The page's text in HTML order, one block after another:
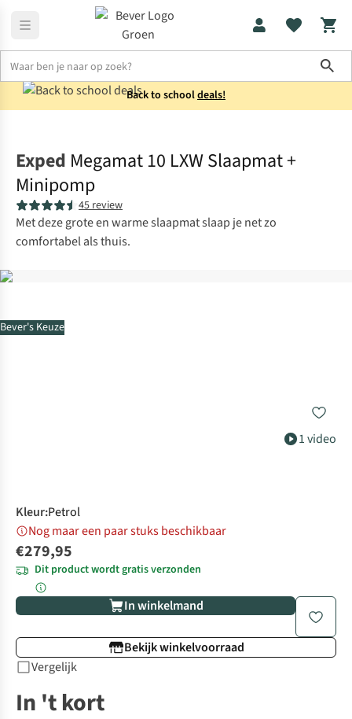
Back to schooldeals!
Bever's Keuze
1 video
Exped Megamat 10 LXW Slaapmat +
Minipomp
45 review
Met deze grote en warme slaapmat slaap je net zo
comfortabel als thuis.
Kleur:Petrol
Nog maar een paar stuks beschikbaar
€279,95
Dit product wordt gratis verzonden
In winkelmand
Bekijk winkelvoorraad
Vergelijk
In 't kort